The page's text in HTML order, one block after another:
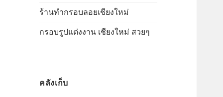
ร้านทำกรอบลอยเชียงใหม่
กรอบรูปแต่งงาน เชียงใหม่ สวยๆ
คลังเก็บ